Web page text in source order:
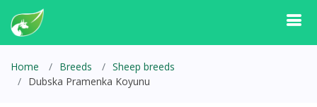
Home Breeds
Sheep breeds
Dubska Pramenka Koyunu